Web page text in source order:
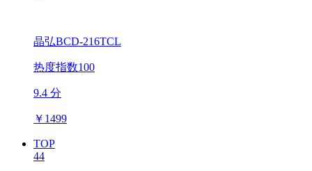
晶弘BCD-216TCL
热度指数100
9.4 分
￥ 1499
TOP
44